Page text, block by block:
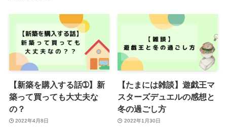
【新築を購入する話➀】新
築って買っても大丈夫な
の？
2022年4月8日
【たまには雑談】遊戯王マ
スターズデュエルの感想と
冬の過ごし方
2022年1月30日